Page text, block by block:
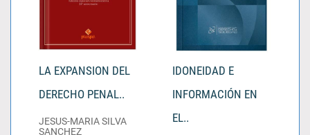
LA EXPANSION DEL
DERECHO PENAL..
JESUS-MARIA SILVA
SANCHEZ
IDONEIDAD E
INFORMACIÓN EN
EL..